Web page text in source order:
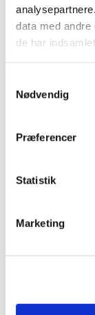
data med andre
de har
Nødvendig
Præferencer
Statistik
Marketing
Du